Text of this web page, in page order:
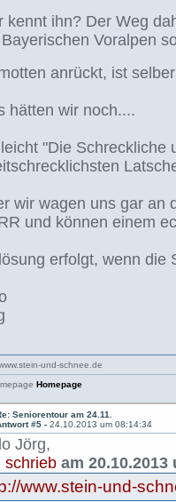
kennt ihn? Der Weg
Voralpen
anrückt, ist
hätten wir noch....
"Die Schreckliche
wir wagen uns gar an
und können einem
erfolgt, wenn die
und-schnee.de
Homepage
Seniorentour am 24.11.
#5 -24.10.2013 um 08:14:34
Jörg,
schrieb am 20.10.2013
www.stein-und-